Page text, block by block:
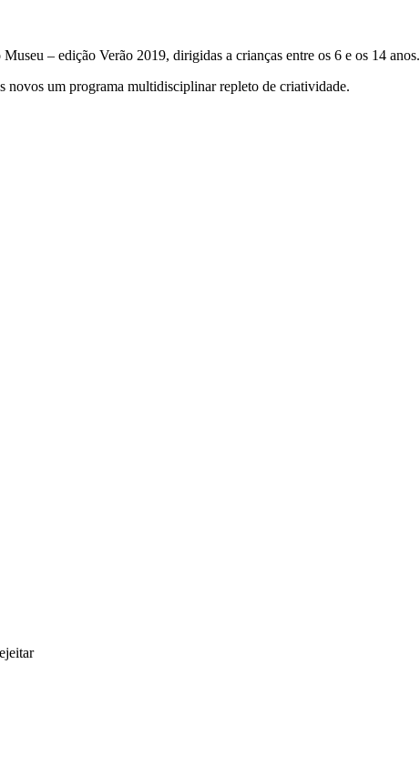
– edição Verão 2019, dirigidas a crianças entre os 6 e os 14 anos.
novos um programa multidisciplinar repleto de criatividade.